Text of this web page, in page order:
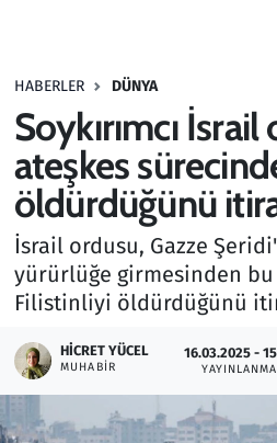
HABERLER DÜNYA
Soykırımcı
ateşkes
öldürdüğünü
İsrail ordusu, Gazze
yürürlüğe girmesinden bu
Filistinliyi öldürdüğünü
HICRET YÜCEL
MUHABIR
16.03.2025 -
YAYINLANMA
Haber
Kültür Sanat
Kurumsal Haberler
Lezzet Durağı
Memur ve Kamu
Otomobil
Oyun